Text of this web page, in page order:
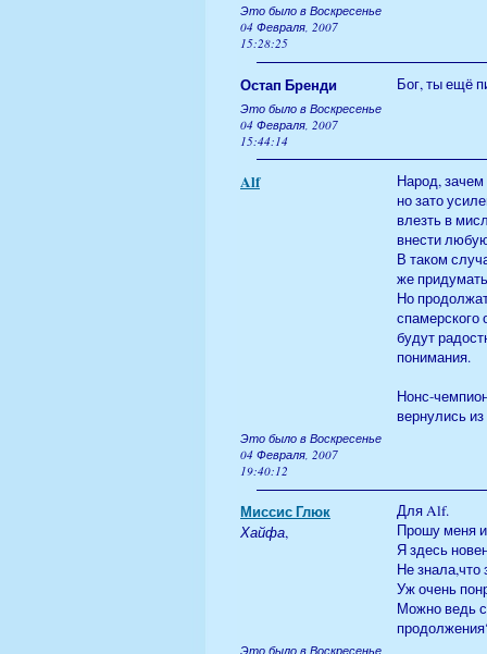
Это было в Воскресенье
04 Февраля, 2007
15:28:25
Остап Бренди Бог, ты ещё
Это было в Воскресенье
04 Февраля, 2007
15:44:14
Alf
Народ, зачем
но зато
влезть в
внести
В таком
же
Но
спамерского
будут
понимания.
Нонс-
вернулись
Это было в Воскресенье
04 Февраля, 2007
19:40:12
Миссис Глюк
Хайфа,
Для Alf.
Прошу меня
Я здесь
Не
Уж очень
Можно ведь
Это было в Воскресенье